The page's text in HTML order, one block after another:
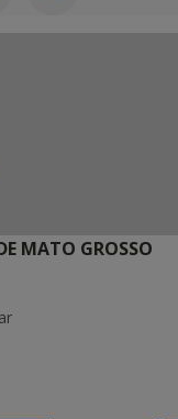
MATO GROSSO